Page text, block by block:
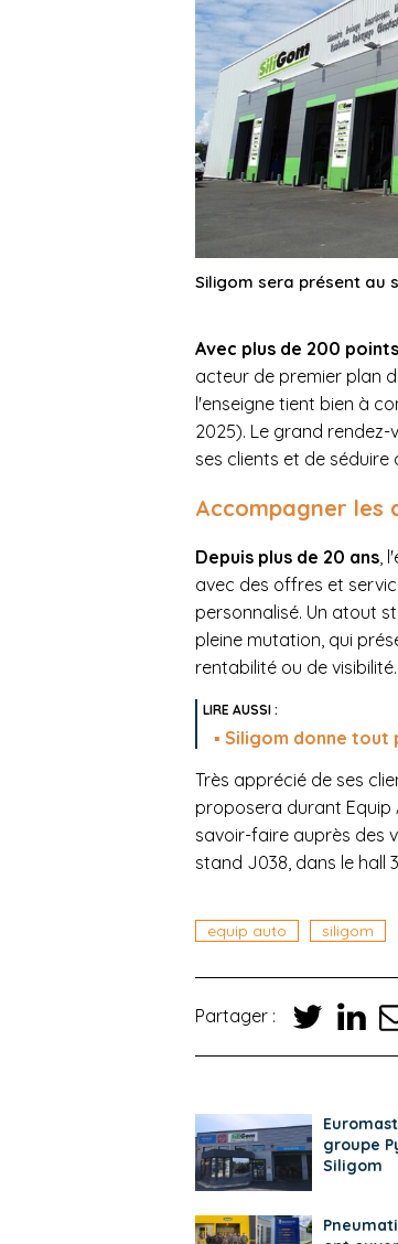
Siligom sera présent au
Avec plus de 200
acteur de premier plan
l'enseigne tient bien à
2025). Le grand
ses clients et de
Accompagner les
Depuis plus de 20 ans ,
avec des offres et
personnalisé. Un atout
pleine mutation, qui
rentabilité ou de visibilité.
Siligom donne tout
Très apprécié de ses
proposera durant Equip
savoir-faire auprès des
stand J038, dans le hall
equip auto siligom
Partager :
groupe
Siligom